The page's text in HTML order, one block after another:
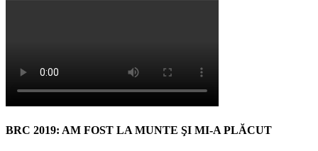
BRC 2019: AM FOST LA MUNTE ŞI MI-A PLĂCUT